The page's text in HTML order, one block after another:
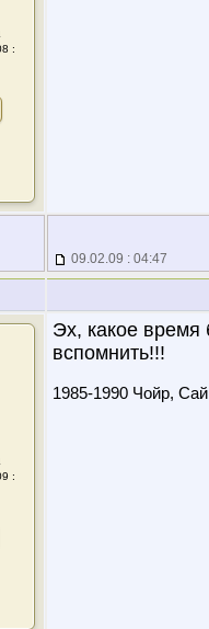
:
09.02.09 : 04:47
:
Эх, какое время
вспомнить!!!
1985-1990 Чойр,